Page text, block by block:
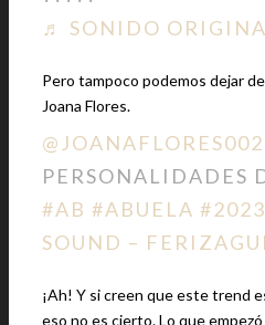
♬ SONIDO
Pero tampoco podemos dejar
Joana Flores.
@JOANAFLORES002
PERSONALIDADES
#AB #ABUELA #2023
SOUND – FERIZAGUI
¡Ah! Y si creen que este trend
eso no es cierto. Lo que